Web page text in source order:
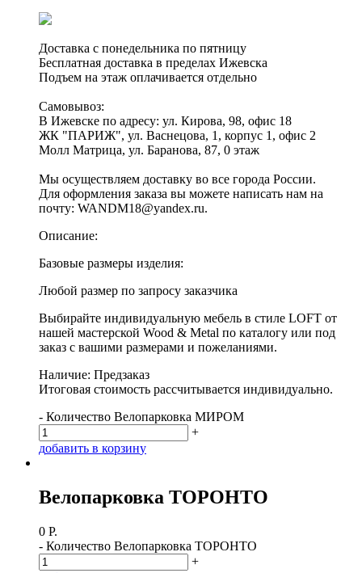
Доставка с понедельника по пятницу
Бесплатная доставка в пределах Ижевска
Подъем на этаж оплачивается отдельно
Самовывоз:
В Ижевске по адресу: ул. Кирова, 98, офис 18
ЖК "ПАРИЖ", ул. Васнецова, 1, корпус 1, офис 2
Молл Матрица, ул. Баранова, 87, 0 этаж
Мы осуществляем доставку во все города России.
Для оформления заказа вы можете написать нам на
почту: WANDM18@yandex.ru.
Описание:
Базовые размеры изделия:
Любой размер по запросу заказчика
Выбирайте индивидуальную мебель в стиле LOFT от
нашей мастерской Wood & Metal по каталогу или под
заказ с вашими размерами и пожеланиями.
Наличие: Предзаказ
Итоговая стоимость рассчитывается индивидуально.
- Количество Велопарковка МИРОМ
+
добавить в корзину
Велопарковка ТОРОНТО
0 Р.
- Количество Велопарковка ТОРОНТО
+